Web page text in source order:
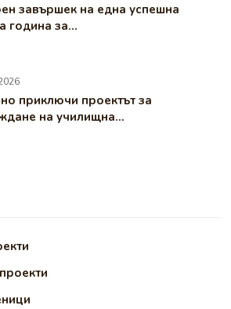
завършек на една успешна
година за...
приключи проектът за
на училищна...